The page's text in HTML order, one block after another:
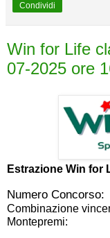
Condividi
Win for Life
07-2025 ore
Estrazione Win for
Numero Concorso:
Combinazione
Montepremi: